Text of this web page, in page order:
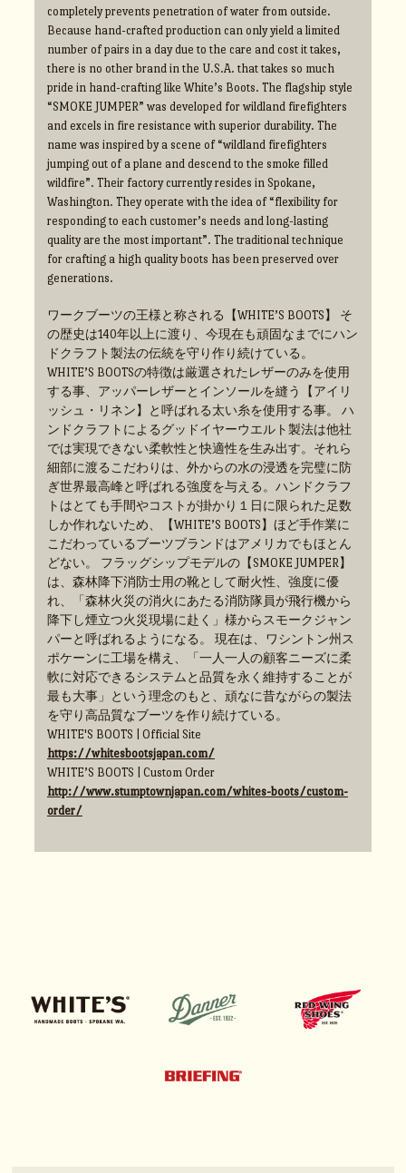
completely prevents penetration of water from outside.
Because hand-crafted production can only yield a limited
number of pairs in a day due to the care and cost it takes,
there is no other brand in the U.S.A. that takes so much
pride in hand-crafting like White’s Boots. The flagship style
“SMOKE JUMPER” was developed for wildland firefighters
and excels in fire resistance with superior durability. The
name was inspired by a scene of “wildland firefighters
jumping out of a plane and descend to the smoke filled
wildfire”. Their factory currently resides in Spokane,
Washington. They operate with the idea of “flexibility for
responding to each customer’s needs and long-lasting
quality are the most important”. The traditional technique
for crafting a high quality boots has been preserved over
generations.
ワークブーツの王様と称される【WHITE’S BOOTS】 そ
の歴史は140年以上に渡り、今現在も頑固なまでにハン
ドクラフト製法の伝統を守り作り続けている。
WHITE’S BOOTSの特徴は厳選されたレザーのみを使用
する事、アッパーレザーとインソールを縫う【アイリ
ッシュ・リネン】と呼ばれる太い糸を使用する事。 ハ
ンドクラフトによるグッドイヤーウエルト製法は他社
では実現できない柔軟性と快適性を生み出す。それら
細部に渡るこだわりは、外からの水の浸透を完璧に防
ぎ世界最高峰と呼ばれる強度を与える。ハンドクラフ
トはとても手間やコストが掛かり１日に限られた足数
しか作れないため、【WHITE’S BOOTS】ほど手作業に
こだわっているブーツブランドはアメリカでもほとん
どない。 フラッグシップモデルの【SMOKE JUMPER】
は、森林降下消防士用の靴として耐火性、強度に優
れ、「森林火災の消火にあたる消防隊員が飛行機から
降下し煙立つ火災現場に赴く」様からスモークジャン
パーと呼ばれるようになる。 現在は、ワシントン州ス
ポケーンに工場を構え、「一人一人の顧客ニーズに柔
軟に対応できるシステムと品質を永く維持することが
最も大事」という理念のもと、頑なに昔ながらの製法
を守り高品質なブーツを作り続けている。
WHITE'S BOOTS | Official Site
https://whitesbootsjapan.com/
WHITE’S BOOTS | Custom Order
http://www.stumptownjapan.com/whites-boots/custom-
order/